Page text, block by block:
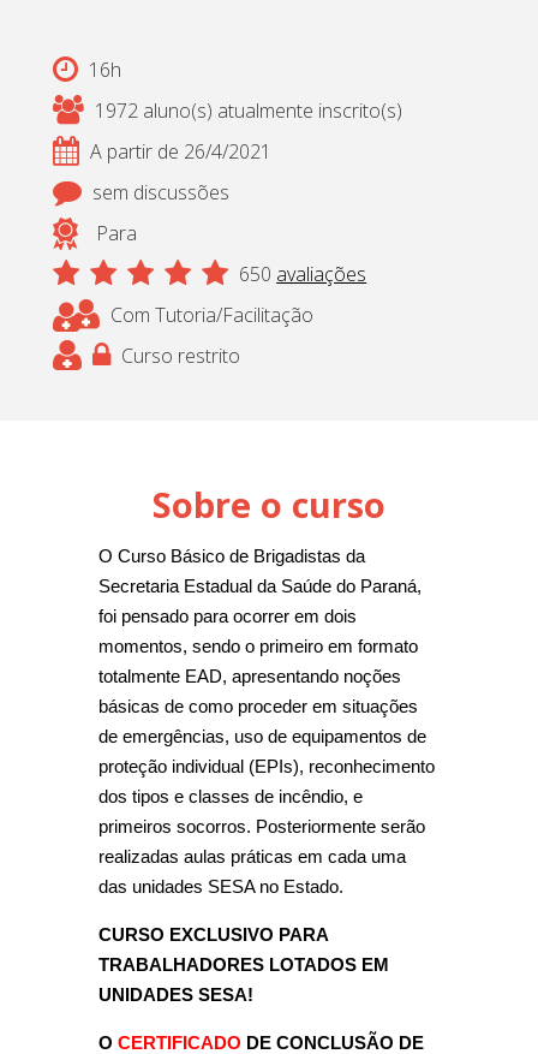
16h
1972 aluno(s) atualmente inscrito(s)
A partir de 26/4/2021
sem discussões
Para
650 avaliações
Com Tutoria/Facilitação
Curso restrito
Sobre o curso
O Curso Básico de Brigadistas da
Secretaria Estadual da Saúde do Paraná,
foi pensado para ocorrer em dois
momentos, sendo o primeiro em formato
totalmente EAD, apresentando noções
básicas de como proceder em situações
de emergências, uso de equipamentos de
proteção individual (EPIs), reconhecimento
dos tipos e classes de incêndio, e
primeiros socorros. Posteriormente serão
realizadas aulas práticas em cada uma
das unidades SESA no Estado.
CURSO EXCLUSIVO PARA
TRABALHADORES LOTADOS EM
UNIDADES SESA!
O CERTIFICADO DE CONCLUSÃO DE